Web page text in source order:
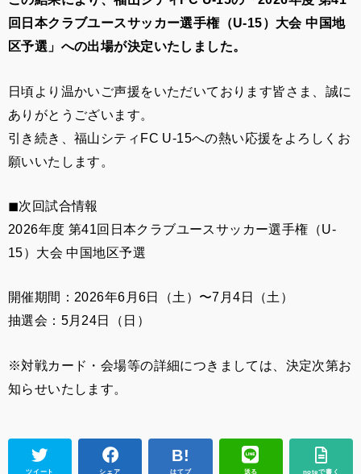
回日本クラブユースサッカー選手権（U-15）大会 中国地
区予選」への出場が決定いたしました。
日頃より温かいご声援をいただいております皆さま、誠に
ありがとうございます。
引き続き、福山シティFC U-15への熱い応援をよろしくお
願いいたします。
◼︎次回試合情報
2026年度 第41回日本クラブユースサッカー選手権（U-
15）大会 中国地区予選
開催期間：2026年6月6日（土）〜7月4日（土）
抽選会：5月24日（日）
※対戦カード・会場等の詳細につきましては、決定次第お
知らせいたします。
ツイート シェア はてブ 送る noteで書く